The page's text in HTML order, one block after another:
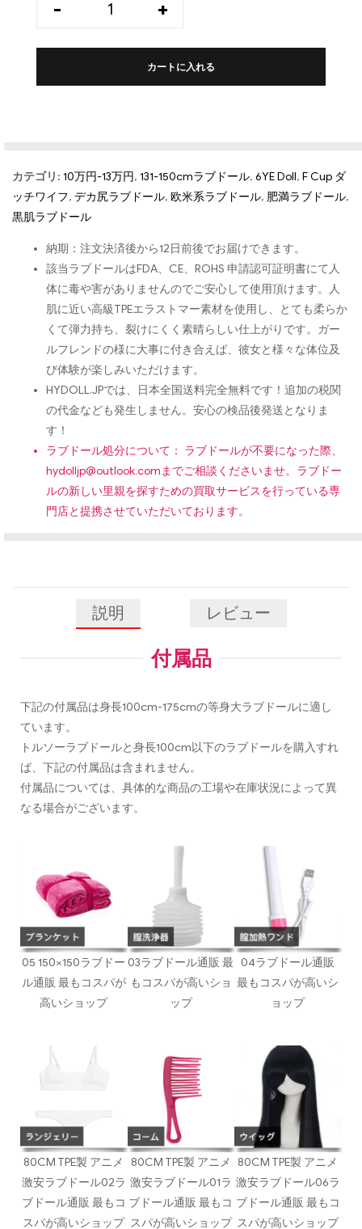
- +
カートに入れる
カテゴリ: 10万円-13万円, 131-150cmラブドール, 6YE Doll, F Cup ダ
ッチワイフ, デカ尻ラブドール, 欧米系ラブドール, 肥満ラブドール,
黒肌ラブドール
納期：注文決済後から12日前後でお届けできます。
該当ラブドールはFDA、CE、ROHS 申請認可証明書にて人
体に毒や害がありませんのでご安心して使用頂けます。人
肌に近い高級TPEエラストマー素材を使用し、とても柔らか
くて弾力持ち、裂けにくく素晴らしい仕上がりです。ガー
ルフレンドの様に大事に付き合えば、彼女と様々な体位及
び体験が楽しみいただけます。
HYDOLL.JPでは、日本全国送料完全無料です！追加の税関
の代金なども発生しません。安心の検品後発送となりま
す！
ラブドール処分について： ラブドールが不要になった際、
hydolljp@outlook.comまでご相談くださいませ。ラブドー
ルの新しい里親を探すための買取サービスを行っている専
門店と提携させていただいております。
説明 レビュー
付属品
下記の付属品は身長100cm-175cmの等身大ラブドールに適し
ています。
トルソーラブドールと身長100cm以下のラブドールを購入すれ
ば、下記の付属品は含まれません。
付属品については、具体的な商品の工場や在庫状況によって異
なる場合がございます。
05 150×150ラブドー
ル通販 最もコスパが
高いショップ
03ラブドール通販 最
もコスパが高いショ
ップ
04ラブドール通販
最もコスパが高いシ
ョップ
80CM TPE製 アニメ
激安ラブドール02ラ
ブドール通販 最もコ
スパが高いショップ
80CM TPE製 アニメ
激安ラブドール01ラ
ブドール通販 最もコ
スパが高いショップ
80CM TPE製 アニメ
激安ラブドール06ラ
ブドール通販 最もコ
スパが高いショップ